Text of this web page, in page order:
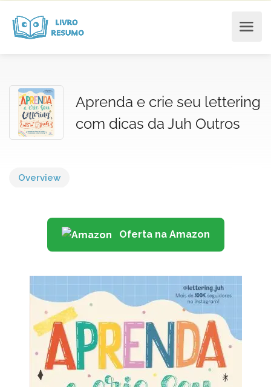
Aprenda e crie seu lettering
com dicas da Juh Outros
Overview
Oferta na Amazon